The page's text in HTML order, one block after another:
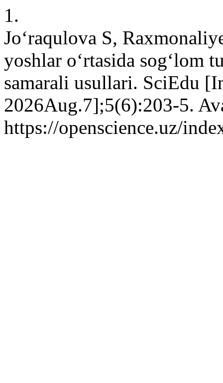
1.
Jo‘raqulova S,
yoshlar o‘rtasida sog‘lom
samarali usullari. SciEdu
2026Aug.7];5(6):203-5.
https://openscience.uz/